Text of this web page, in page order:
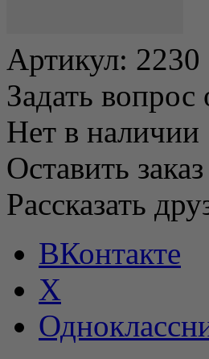
Артикул: 2230
Задать вопрос
Нет в наличии
Оставить заказ
Рассказать
ВКонтакте
X